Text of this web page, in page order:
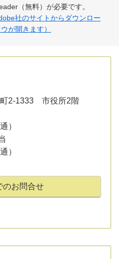
（無料）が必要です。
社のサイトからダウンロー
が開きます）
2-1333 市役所2階
）
）